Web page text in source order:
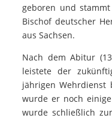
geboren und
Bischof deutscher
aus Sachsen.
Nach dem Abitur
leistete der
jährigen Wehrdienst
wurde er noch
wurde schließlich